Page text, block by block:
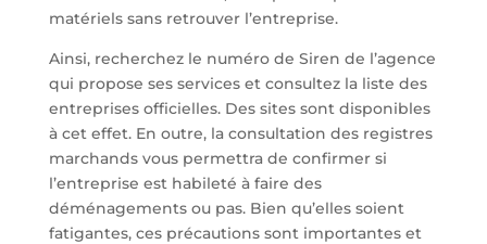
matériels sans retrouver l’entreprise.
Ainsi, recherchez le numéro de Siren de l’agence
qui propose ses services et consultez la liste des
entreprises officielles. Des sites sont disponibles
à cet effet. En outre, la consultation des registres
marchands vous permettra de confirmer si
l’entreprise est habileté à faire des
déménagements ou pas. Bien qu’elles soient
fatigantes, ces précautions sont importantes et